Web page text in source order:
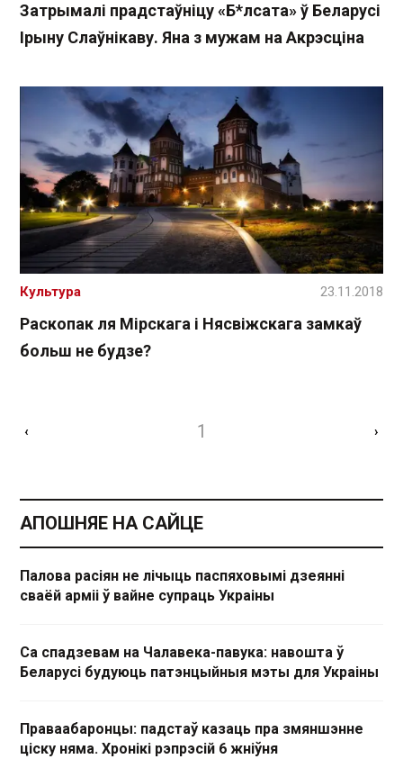
Затрымалі прадстаўніцу «Б*лсата» ў Беларусі
Ірыну Слаўнікаву. Яна з мужам на Акрэсціна
Раскопак ля Мірскага і Нясвіжскага замкаў
больш не будзе?
Культура 23.11.2018
‹ 1 ›
АПОШНЯЕ НА САЙЦЕ
Палова расіян не лічыць паспяховымі дзеянні
сваёй арміі ў вайне супраць Украіны
Са спадзевам на Чалавека-павука: навошта ў
Беларусі будуюць патэнцыйныя мэты для Украіны
Праваабаронцы: падстаў казаць пра змяншэнне
ціску няма. Хронікі рэпрэсій 6 жніўня